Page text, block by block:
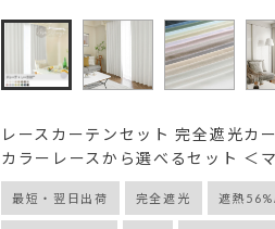
レースカーテンセット 完全遮光カ
カラーレースから選べるセット ＜
最短・翌日出荷 完全遮光 遮熱